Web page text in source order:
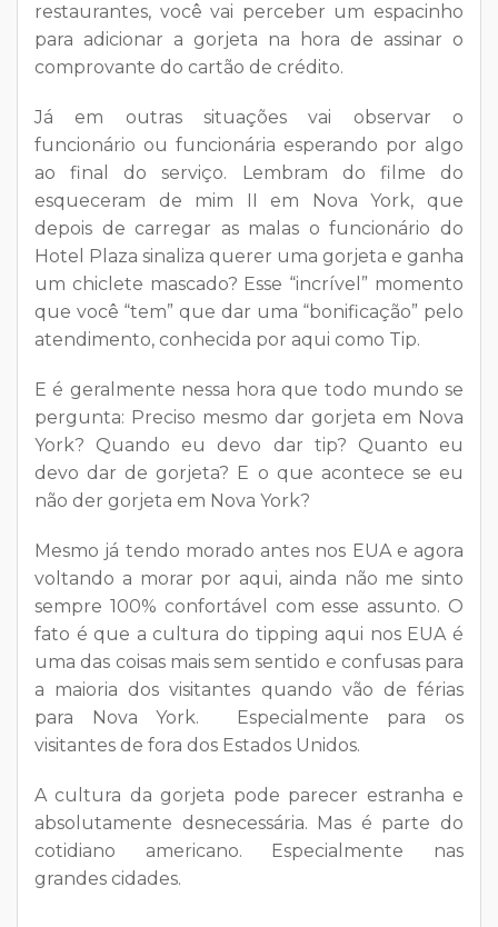
restaurantes, você vai perceber um espacinho
para adicionar a gorjeta na hora de assinar o
comprovante do cartão de crédito.
Já em outras situações vai observar o
funcionário ou funcionária esperando por algo
ao final do serviço. Lembram do filme do
esqueceram de mim II em Nova York, que
depois de carregar as malas o funcionário do
Hotel Plaza sinaliza querer uma gorjeta e ganha
um chiclete mascado? Esse “incrível” momento
que você “tem” que dar uma “bonificação” pelo
atendimento, conhecida por aqui como Tip.
E é geralmente nessa hora que todo mundo se
pergunta: Preciso mesmo dar gorjeta em Nova
York? Quando eu devo dar tip? Quanto eu
devo dar de gorjeta? E o que acontece se eu
não der gorjeta em Nova York?
Mesmo já tendo morado antes nos EUA e agora
voltando a morar por aqui, ainda não me sinto
sempre 100% confortável com esse assunto. O
fato é que a cultura do tipping aqui nos EUA é
uma das coisas mais sem sentido e confusas para
a maioria dos visitantes quando vão de férias
para Nova York. Especialmente para os
visitantes de fora dos Estados Unidos.
A cultura da gorjeta pode parecer estranha e
absolutamente desnecessária. Mas é parte do
cotidiano americano. Especialmente nas
grandes cidades.